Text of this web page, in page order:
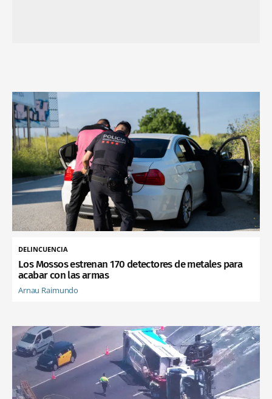
DELINCUENCIA
Los Mossos estrenan 170 detectores de metales para
acabar con las armas
Arnau Raimundo